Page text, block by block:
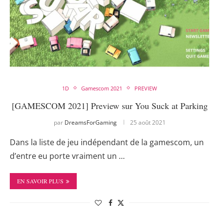
1D Gamescom 2021 PREVIEW
[GAMESCOM 2021] Preview sur You Suck at Parking
par DreamsForGaming 25 août 2021
Dans la liste de jeu indépendant de la gamescom, un
d’entre eu porte vraiment un …
EN SAVOIR PLUS